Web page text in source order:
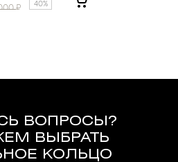
₽ 40%
ВОПРОСЫ?
ВЫБРАТЬ
КОЛЬЦО